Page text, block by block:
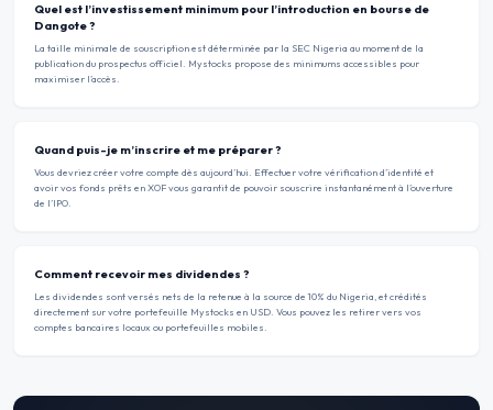
Quel est l’investissement minimum pour l’introduction en bourse de
Dangote ?
La taille minimale de souscription est déterminée par la SEC Nigeria au moment de la
publication du prospectus officiel. Mystocks propose des minimums accessibles pour
maximiser l’accès.
Quand puis-je m’inscrire et me préparer ?
Vous devriez créer votre compte dès aujourd’hui. Effectuer votre vérification d’identité et
avoir vos fonds prêts en XOF vous garantit de pouvoir souscrire instantanément à l’ouverture
de l’IPO.
Comment recevoir mes dividendes ?
Les dividendes sont versés nets de la retenue à la source de 10% du Nigeria, et crédités
directement sur votre portefeuille Mystocks en USD. Vous pouvez les retirer vers vos
comptes bancaires locaux ou portefeuilles mobiles.